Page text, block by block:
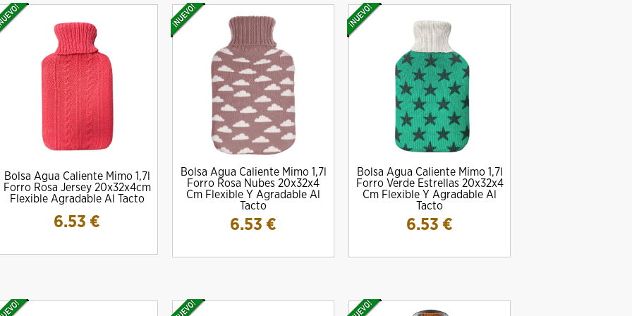
Bolsa Agua Caliente Mimo 1,7l
Forro Rosa Jersey 20x32x4cm
Flexible Agradable Al Tacto
6.53 €
Bolsa Agua Caliente Mimo 1,7l
Forro Rosa Nubes 20x32x4
Cm Flexible Y Agradable Al
Tacto
6.53 €
Bolsa Agua Caliente Mimo 1,7l
Forro Verde Estrellas 20x32x4
Cm Flexible Y Agradable Al
Tacto
6.53 €